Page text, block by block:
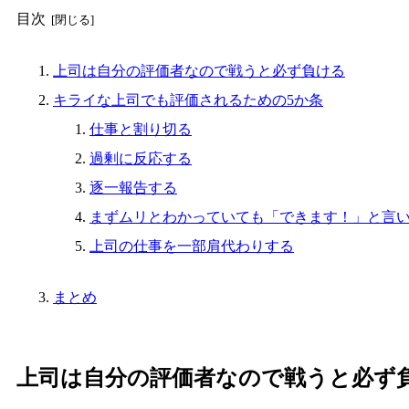
目次
上司は自分の評価者なので戦うと必ず負ける
キライな上司でも評価されるための5か条
仕事と割り切る
過剰に反応する
逐一報告する
まずムリとわかっていても「できます！」と言
上司の仕事を一部肩代わりする
まとめ
上司は自分の評価者なので戦うと必ず